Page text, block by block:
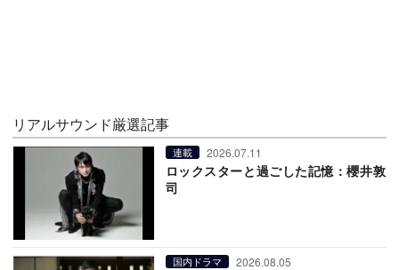
リアルサウンド厳選記事
連載 2026.07.11
ロックスターと過ごした記憶：櫻井敦
司
国内ドラマ 2026.08.05